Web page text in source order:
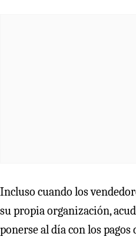
Incluso cuando los
su propia organización,
ponerse al día con los pagos